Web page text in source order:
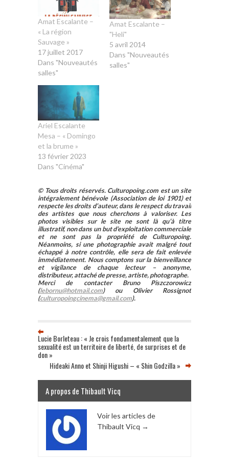
Amat Escalante –
« La région
Sauvage »
17 juillet 2017
Dans "Nouveautés
salles"
Amat Escalante –
"Heli"
5 avril 2014
Dans "Nouveautés
salles"
Ariel Escalante
Mesa – « Domingo
et la brume »
13 février 2023
Dans "Cinéma"
© Tous droits réservés. Culturopoing.com est un site
intégralement bénévole (Association de loi 1901) et
respecte les droits d’auteur, dans le respect du travail
des artistes que nous cherchons à valoriser. Les
photos visibles sur le site ne sont là qu’à titre
illustratif, non dans un but d’exploitation commerciale
et ne sont pas la propriété de Culturopoing.
Néanmoins, si une photographie avait malgré tout
échappé à notre contrôle, elle sera de fait enlevée
immédiatement. Nous comptons sur la bienveillance
et vigilance de chaque lecteur – anonyme,
distributeur, attaché de presse, artiste, photographe.
Merci de contacter Bruno Piszczorowicz
(lebornu@hotmail.com) ou Olivier Rossignot
(culturopoingcinema@gmail.com).
Lucie Borleteau : « Je crois fondamentalement que la
sexualité est un territoire de liberté, de surprises et de
don »
Hideaki Anno et Shinji Higushi – « Shin Godzilla »
A propos de Thibault Vicq
Voir les articles de
Thibault Vicq →